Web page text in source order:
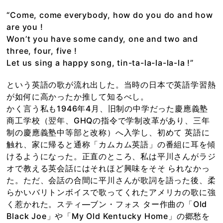
“Come, come everybody, how do you do and how
are you !
Won’t you have some candy, one and two and
three, four, five !
Let us sing a happy song, tin-ta-la-la-la-la !”
という英語の歌が流れ出した。当時の日本で英語学習熱
が如何に高かったか推して知るべし。
かく言う私も1946年4月、旧制の中学だった慶應義塾
商工学校（翌年、GHQの指令で学制改革があり、三年
制の慶應義塾中等部と改称）へ入学し、初めて 英語に
触れ、家に帰ると通称「カムカム英語」の番組に耳を傾
けるようになった。正直のところ、私は平川さんがラジ
オで教える英会話にはそれほど興味をそそ られなかっ
た。ただ、会話の合間に平川さんが歌詞を語った後、柔
らかいバリトンボイスで歌ってくれたアメリカの歌に強
く惹かれた。スティ―ブン・フォス ター作曲の「Old
Black Joe」や「My Old Kentucky Home」の郷愁を